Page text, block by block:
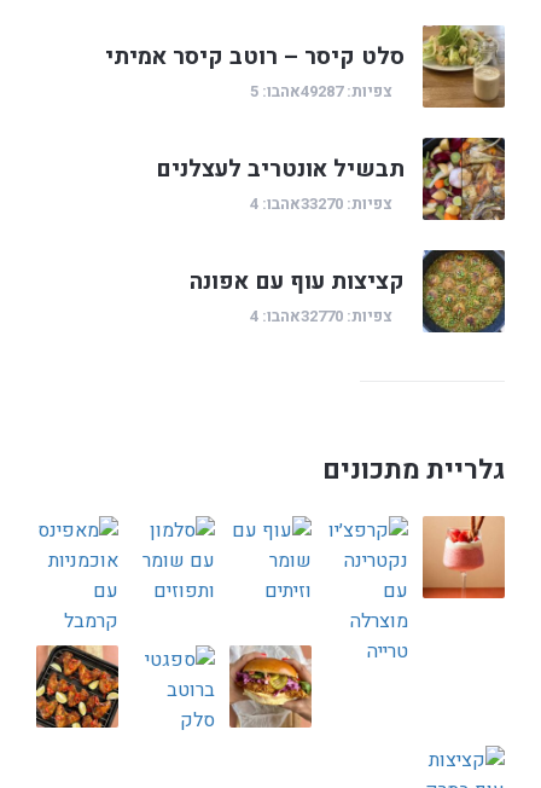
סלט קיסר – רוטב קיסר אמיתי
צפיות: 49287 אהבו: 5
תבשיל אונטריב לעצלנים
צפיות: 33270 אהבו: 4
קציצות עוף עם אפונה
צפיות: 32770 אהבו: 4
גלריית מתכונים